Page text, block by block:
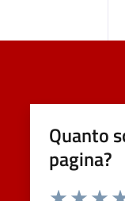
Quanto
pagina?